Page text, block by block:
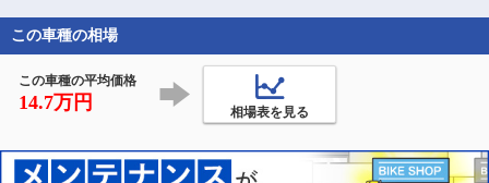
売店を見に行きます🙆
最終目的地【道の
この車種の相場
この車種の平均価格
14.7万円 相場表を見る